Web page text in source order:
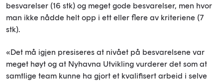
besvarelser (16 stk) og meget gode besvarelser, men hvor
man ikke nådde helt opp i ett eller flere av kriteriene (7
stk).
«Det må igjen presiseres at nivået på besvarelsene var
meget høyt og at Nyhavna Utvikling vurderer det som at
samtlige team kunne ha gjort et kvalifisert arbeid i selve